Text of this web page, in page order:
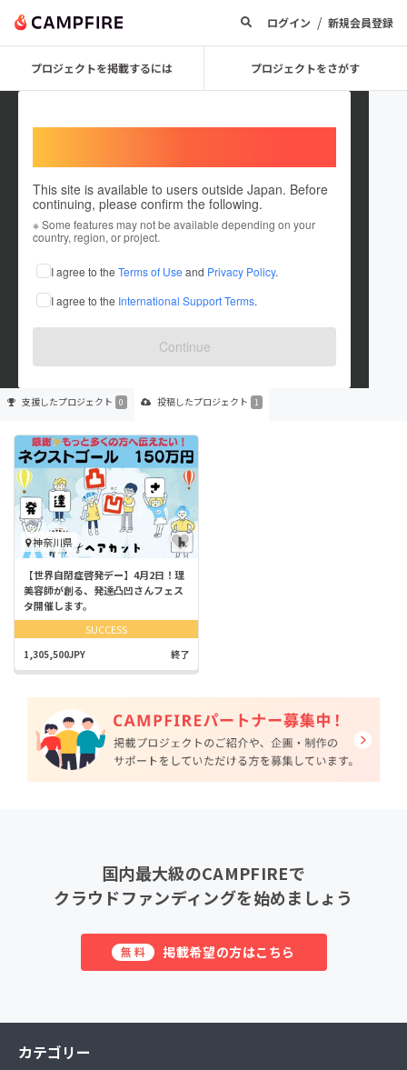
ログイン / 新規会員登録
プロジェクトを掲載するには プロジェクトをさがす
This site is available to users outside Japan. Before
continuing, please confirm the following.
※ Some features may not be available depending on your
country, region, or project.
I agree to the Terms of Use and Privacy Policy.
I agree to the International Support Terms.
Continue
hattatsudekobokosan
これまでに1件のプロジェクトを投稿しています
在住国：日本 現在地：未設定
出身国：日本 出身地：未設定
支援したプロジェクト 0 投稿したプロジェクト 1
神奈川県
【世界自閉症啓発デー】4月2日！理
美容師が創る、発達凸凹さんフェス
タ開催します。
SUCCESS
1,305,500JPY 終了
国内最大級のCAMPFIREで
クラウドファンディングを始めましょう
無料 掲載希望の方はこちら
カテゴリー